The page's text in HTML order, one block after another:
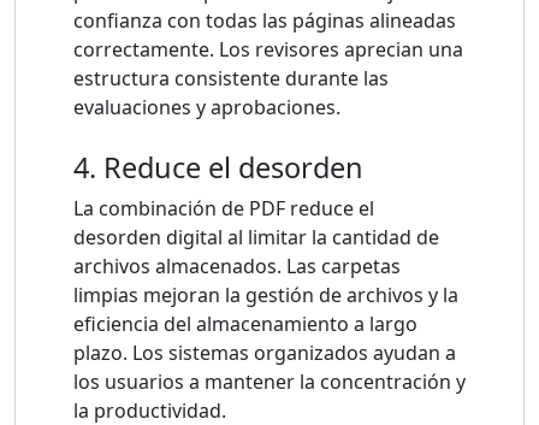
confianza con todas las páginas alineadas
correctamente. Los revisores aprecian una
estructura consistente durante las
evaluaciones y aprobaciones.
4. Reduce el desorden
La combinación de PDF reduce el
desorden digital al limitar la cantidad de
archivos almacenados. Las carpetas
limpias mejoran la gestión de archivos y la
eficiencia del almacenamiento a largo
plazo. Los sistemas organizados ayudan a
los usuarios a mantener la concentración y
la productividad.